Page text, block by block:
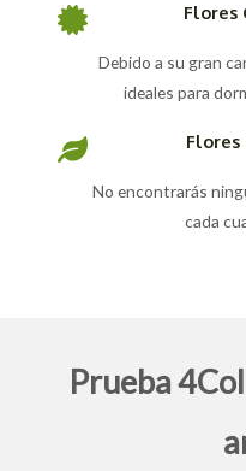
Flores
Debido a su gran
ideales para
Flores
No encontrarás
cada
Prueba